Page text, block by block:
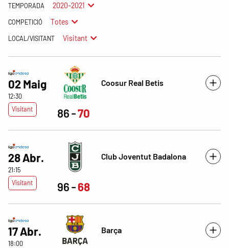
TEMPORADA 2020-2021
COMPETICIÓ Totes
LOCAL/VISITANT Visitant
02 Maig
12:30
Visitant
Coosur Real Betis
86 70
28 Abr.
21:15
Visitant
Club Joventut Badalona
96 68
17 Abr.
18:00
Barça